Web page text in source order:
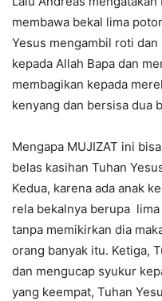
membawa bekal lima
Yesus mengambil roti
kepada Allah Bapa dan
membagikan kepada
kenyang dan bersisa dua
Mengapa MUJIZAT ini
belas kasihan Tuhan
Kedua, karena ada anak
rela bekalnya berupa
tanpa memikirkan dia
orang banyak itu. Ketiga,
dan mengucap syukur
yang keempat, Tuhan